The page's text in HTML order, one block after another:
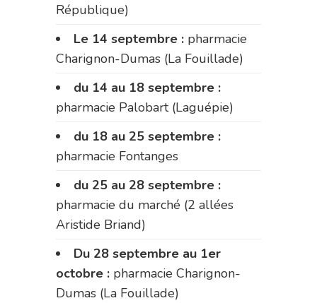
République)
Le 14 septembre : pharmacie
Charignon-Dumas (La Fouillade)
du 14 au 18 septembre :
pharmacie Palobart (Laguépie)
du 18 au 25 septembre :
pharmacie Fontanges
du 25 au 28 septembre :
pharmacie du marché (2 allées
Aristide Briand)
Du 28 septembre au 1er
octobre : pharmacie Charignon-
Dumas (La Fouillade)